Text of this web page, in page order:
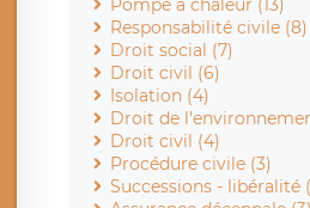
Pompe à chaleur (13)
Responsabilité civile (8)
Droit social (7)
Droit civil (6)
Isolation (4)
Droit de
Droit civil (4)
Procédure civile (3)
Successions - libéralité